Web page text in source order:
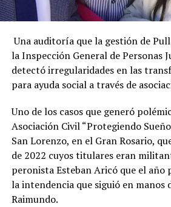
Una auditoría que la gestión de
la Inspección General de Personas
detectó irregularidades en las
para ayuda social a través de
Uno de los casos que generó
Asociación Civil “Protegiendo
San Lorenzo, en el Gran Rosario,
de 2022 cuyos titulares eran
peronista Esteban Aricó que el año
la intendencia que siguió en manos
Raimundo.